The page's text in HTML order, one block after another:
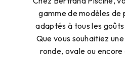
gamme de modèles de
adaptés à tous les
Que vous souhaitiez
ronde, ovale ou